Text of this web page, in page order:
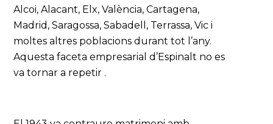
Alcoi, Alacant, Elx, València, Cartagena,
Madrid, Saragossa, Sabadell, Terrassa, Vic i
moltes altres poblacions durant tot l’any.
Aquesta faceta empresarial d’Espinalt no es
va tornar a repetir .